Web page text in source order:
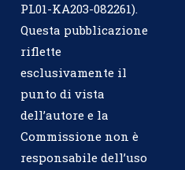
PL01-KA203-082261).
Questa pubblicazione
riflette
esclusivamente il
punto di vista
dell’autore e la
Commissione non è
responsabile dell’uso